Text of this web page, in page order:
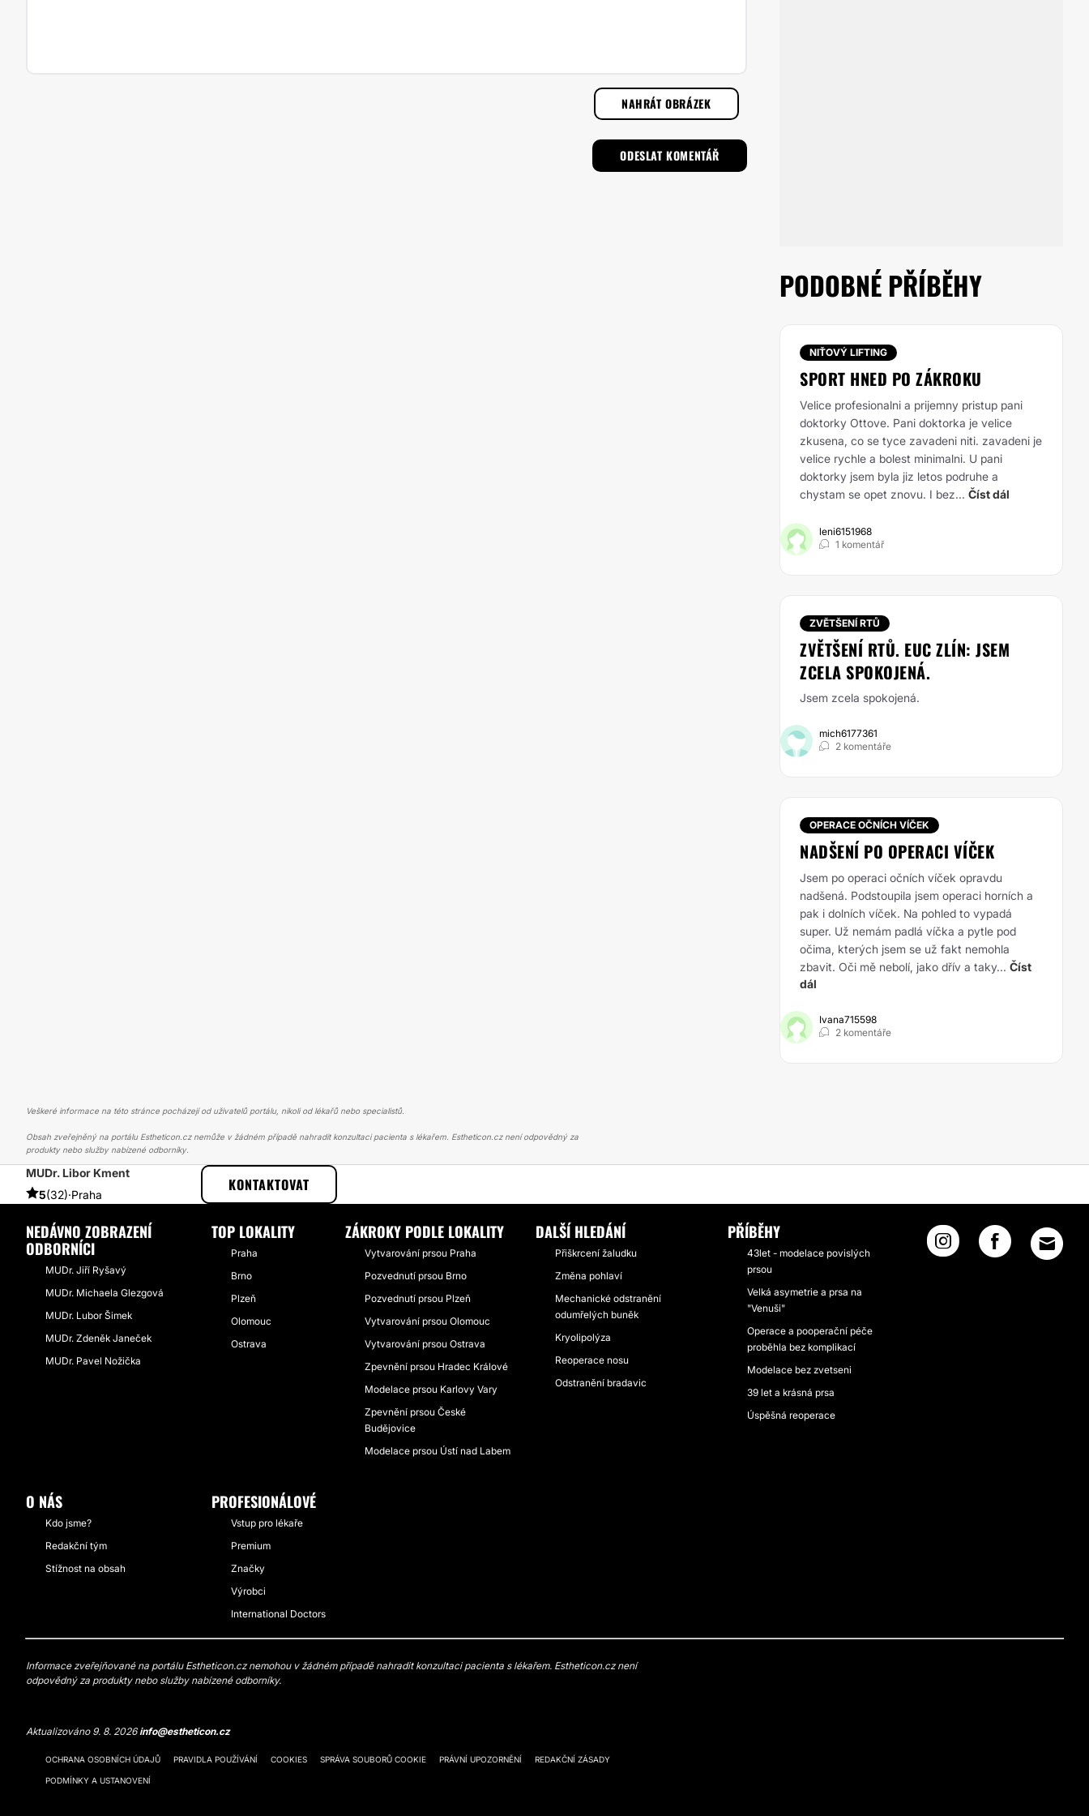
NAHRÁT OBRÁZEK
PODOBNÉ PŘÍBĚHY
NIŤOVÝ LIFTING
SPORT HNED PO ZÁKROKU
Velice profesionalni a prijemny pristup pani
doktorky Ottove. Pani doktorka je velice
zkusena, co se tyce zavadeni niti. zavadeni je
velice rychle a bolest minimalni. U pani
doktorky jsem byla jiz letos podruhe a
chystam se opet znovu. I bez... Číst dál
leni6151968
1 komentář
ZVĚTŠENÍ RTŮ
ZVĚTŠENÍ RTŮ. EUC ZLÍN: JSEM
ZCELA SPOKOJENÁ.
Jsem zcela spokojená.
mich6177361
2 komentáře
OPERACE OČNÍCH VÍČEK
NADŠENÍ PO OPERACI VÍČEK
Jsem po operaci očních víček opravdu
nadšená. Podstoupila jsem operaci horních a
pak i dolních víček. Na pohled to vypadá
super. Už nemám padlá víčka a pytle pod
očima, kterých jsem se už fakt nemohla
zbavit. Oči mě nebolí, jako dřív a taky... Číst
dál
Ivana715598
2 komentáře
Veškeré informace na této stránce pocházejí od uživatelů portálu, nikoli od lékařů nebo specialistů.
Obsah zveřejněný na portálu Estheticon.cz nemůže v žádném případě nahradit konzultaci pacienta s lékařem. Estheticon.cz není odpovědný za
produkty nebo služby nabízené odborníky.
MUDr. Libor Kment
5(32)·Praha
KONTAKTOVAT
ESTHETICON PŘÍBĚHY PŘÍBĚHY TÝKAJÍCÍ SE ZÁKROKU MODELACE PRSOU
NEDÁVNO ZOBRAZENÍ
ODBORNÍCI
MUDr. Jiří Ryšavý
MUDr. Michaela Glezgová
MUDr. Lubor Šimek
MUDr. Zdeněk Janeček
MUDr. Pavel Nožička
TOP LOKALITY
Praha
Brno
Plzeň
Olomouc
Ostrava
ZÁKROKY PODLE LOKALITY
Vytvarování prsou Praha
Pozvednutí prsou Brno
Pozvednutí prsou Plzeň
Vytvarování prsou Olomouc
Vytvarování prsou Ostrava
Zpevnění prsou Hradec Králové
Modelace prsou Karlovy Vary
Zpevnění prsou České
Budějovice
Modelace prsou Ústí nad Labem
DALŠÍ HLEDÁNÍ
Přiškrcení žaludku
Změna pohlaví
Mechanické odstranění
odumřelých buněk
Kryolipolýza
Reoperace nosu
Odstranění bradavic
PŘÍBĚHY
43let - modelace povislých
prsou
Velká asymetrie a prsa na
"Venuši"
Operace a pooperační péče
proběhla bez komplikací
Modelace bez zvetseni
39 let a krásná prsa
Úspěšná reoperace
O NÁS
Kdo jsme?
Redakční tým
Stížnost na obsah
PROFESIONÁLOVÉ
Vstup pro lékaře
Premium
Značky
Výrobci
International Doctors
Informace zveřejňované na portálu Estheticon.cz nemohou v žádném případě nahradit konzultaci pacienta s lékařem. Estheticon.cz není
odpovědný za produkty nebo služby nabízené odborníky.
Aktualizováno 9. 8. 2026info@estheticon.cz
OCHRANA OSOBNÍCH ÚDAJŮ PRAVIDLA POUŽÍVÁNÍ COOKIES SPRÁVA SOUBORŮ COOKIE PRÁVNÍ UPOZORNĚNÍ REDAKČNÍ ZÁSADY
PODMÍNKY A USTANOVENÍ